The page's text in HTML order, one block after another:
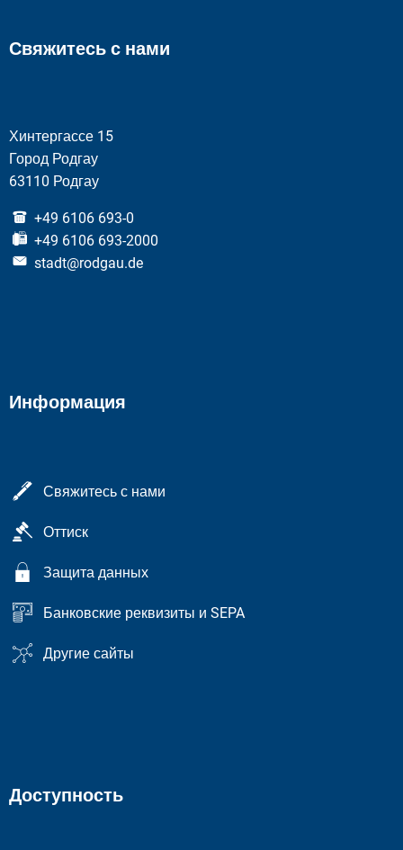
Свяжитесь с нами
Хинтергассе 15
Город Родгау
63110 Родгау
+49 6106 693-0
+49 6106 693-2000
stadt@rodgau.de
Информация
Свяжитесь с нами
Оттиск
Защита данных
Банковские реквизиты и SEPA
Другие сайты
Доступность